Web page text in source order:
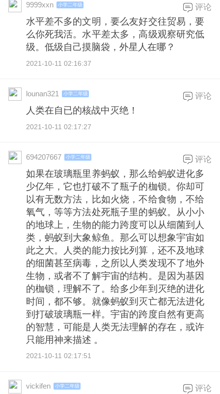
9999xxn 小学二年级
水平差不多的文明，要么友好交往贸易，要
么你死我活。水平差太多，高级观察研究低
级。低级自己摸脑袋，外星人在哪？
2021-10-11 02:16:37
评论
lounan321 小学二年级
人类在自已的核战中灭绝！
2021-10-11 02:17:27
评论
694207667 小学二年级
如果在玻璃瓶里养蚂蚁，那么给蚂蚁进化多
少亿年，它也打破不了瓶子的枷锁。你却可
以有无数方法，比如火烧，不给食物，不给
氧气，等等方法处死瓶子里的蚂蚁。从小小
的地球上，生物的能力跨度可以从细菌到人
类，蚂蚁到大象鲸鱼。那么可以想象宇宙如
此之大。人类的能力按比列算，还不及地球
的细菌甚至病毒，之所以人类发现不了地外
生物，或者不了解宇宙的结构。是因为基因
的枷锁，理解不了。给多少年到灭绝的进化
时间，都不够。就像蚂蚁到灭亡都无法进化
到打破玻璃瓶一样。宇宙的跨度自然有更高
的智慧，可能是人类无法理解的存在，或许
只能用神来描述 。
2021-10-11 02:17:51
评论
vickifen 小学二年级 评论